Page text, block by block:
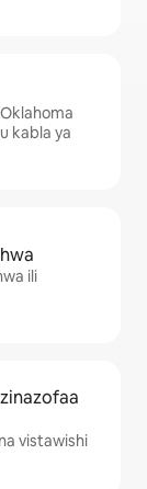
kabla ya
ili
vistawishi